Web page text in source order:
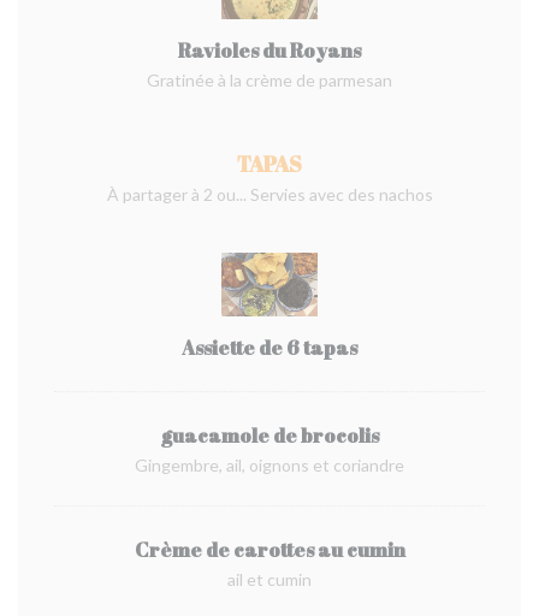
Ravioles du Royans
Gratinée à la crème de parmesan
TAPAS
À partager à 2 ou... Servies avec des nachos
Assiette de 6 tapas
guacamole de brocolis
Gingembre, ail, oignons et coriandre
Crème de carottes au cumin
ail et cumin